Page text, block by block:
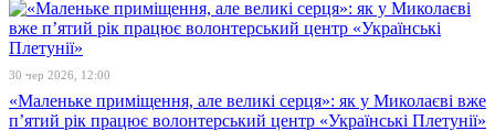
30 чер 2026, 12:00
«Маленьке приміщення, але великі серця»: як у Миколаєві вже
п’ятий рік працює волонтерський центр «Українські Плетунії»